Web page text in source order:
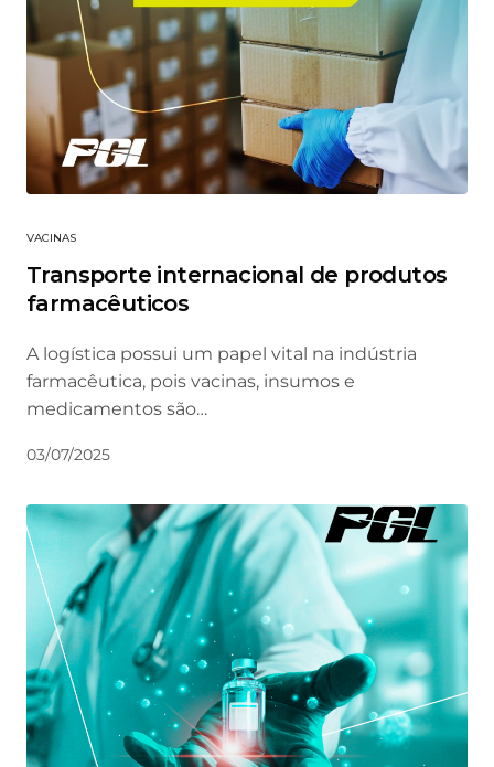
VACINAS
Transporte internacional de produtos
farmacêuticos
A logística possui um papel vital na indústria
farmacêutica, pois vacinas, insumos e
medicamentos são…
03/07/2025